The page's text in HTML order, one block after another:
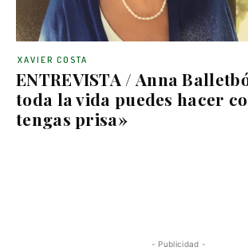
ENTREVISTA / Anna
toda la vida puedes hacer
tengas prisa»
XAVIER COSTA
- Publicidad -